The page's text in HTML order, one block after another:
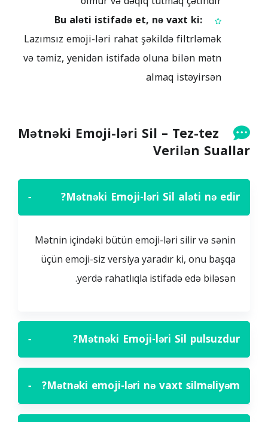
Bu aləti istifadə et, nə vaxt ki:
Lazımsız emoji-ləri rahat şəkildə filtrləmək
və təmiz, yenidən istifadə oluna bilən mətn
almaq istəyirsən
Mətnəki Emoji-ləri Sil – Tez-tez
Verilən Suallar
Mətnəki Emoji-ləri Sil aləti nə edir?
−
Mətnin içindəki bütün emoji-ləri silir və sənin
üçün emoji-siz versiya yaradır ki, onu başqa
yerdə rahatlıqla istifadə edə biləsən.
Mətnəki Emoji-ləri Sil pulsuzdur?
−
Mətnəki emoji-ləri nə vaxt silməliyəm?
−